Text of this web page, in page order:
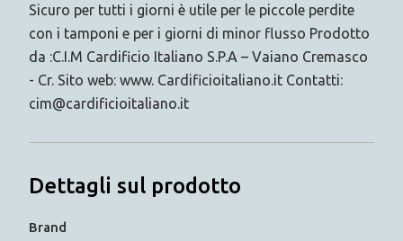
Sicuro per tutti i giorni è utile per le piccole perdite
con i tamponi e per i giorni di minor flusso Prodotto
da :C.I.M Cardificio Italiano S.P.A – Vaiano Cremasco
- Cr. Sito web: www. Cardificioitaliano.it Contatti:
cim@cardificioitaliano.it
Dettagli sul prodotto
Brand